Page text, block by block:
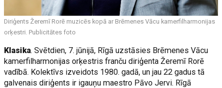
Diriģents Žeremī Rorē muzicēs kopā ar Brēmenes Vācu kamerfilharmonijas
orķestri. Publicitātes foto
Klasika. Svētdien, 7. jūnijā, Rīgā uzstāsies Brēmenes Vācu
kamerfilharmonijas orķestris franču diriģenta Žeremī Rorē
vadībā. Kolektīvs izveidots 1980. gadā, un jau 22 gadus tā
galvenais diriģents ir igauņu maestro Pāvo Jervi. Rīgā